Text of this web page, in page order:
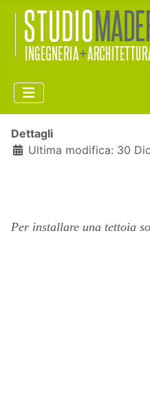
Dettagli
Ultima modifica: 30
Per installare una tettoia